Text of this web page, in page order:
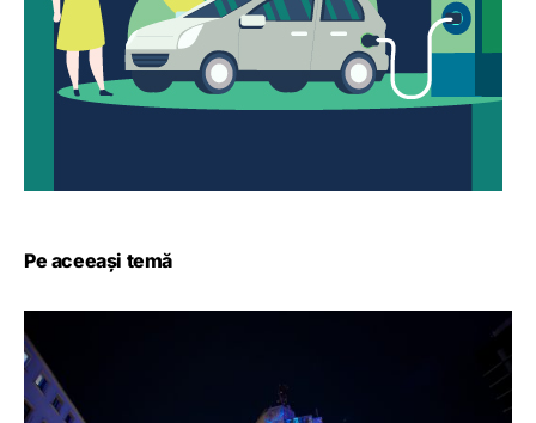
Pe aceeași temă